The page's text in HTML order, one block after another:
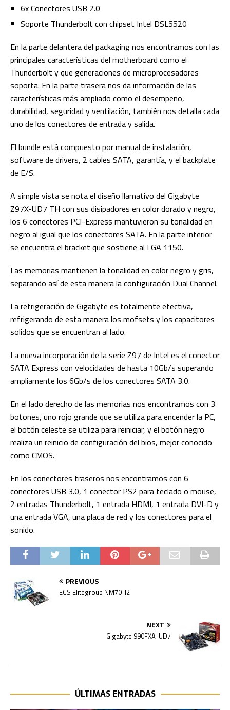
6x Conectores USB 2.0
Soporte Thunderbolt con chipset Intel DSL5520
En la parte delantera del packaging nos encontramos con las
principales características del motherboard como el
Thunderbolt y que generaciones de microprocesadores
soporta. En la parte trasera nos da información de las
características más ampliado como el desempeño,
durabilidad, seguridad y ventilación, también nos detalla cada
uno de los conectores de entrada y salida.
El bundle está compuesto por manual de instalación,
software de drivers, 2 cables SATA, garantía, y el backplate
de E/S.
A simple vista se nota el diseño llamativo del Gigabyte
Z97X-UD7 TH con sus disipadores en color dorado y negro,
los 6 conectores PCI-Express mantuvieron su tonalidad en
negro al igual que los conectores SATA. En la parte inferior
se encuentra el bracket que sostiene al LGA 1150.
Las memorias mantienen la tonalidad en color negro y gris,
separando así de esta manera la configuración Dual Channel.
La refrigeración de Gigabyte es totalmente efectiva,
refrigerando de esta manera los mofsets y los capacitores
solidos que se encuentran al lado.
La nueva incorporación de la serie Z97 de Intel es el conector
SATA Express con velocidades de hasta 10Gb/s superando
ampliamente los 6Gb/s de los conectores SATA 3.0.
En el lado derecho de las memorias nos encontramos con 3
botones, uno rojo grande que se utiliza para encender la PC,
el botón celeste se utiliza para reiniciar, y el botón negro
realiza un reinicio de configuración del bios, mejor conocido
como CMOS.
En los conectores traseros nos encontramos con 6
conectores USB 3.0, 1 conector PS2 para teclado o mouse,
2 entradas Thunderbolt, 1 entrada HDMI, 1 entrada DVI-D y
una entrada VGA, una placa de red y los conectores para el
sonido.
PREVIOUS
ECS Elitegroup NM70-I2
NEXT
Gigabyte 990FXA-UD7
ÚLTIMAS ENTRADAS